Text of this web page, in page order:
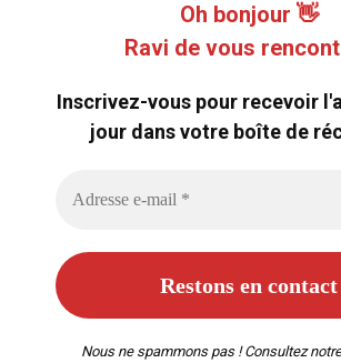
Oh bonjour 👋
Ravi de vous
Inscrivez-vous pour recevoir
jour dans votre boîte de
Nous ne spammons pas ! Consultez